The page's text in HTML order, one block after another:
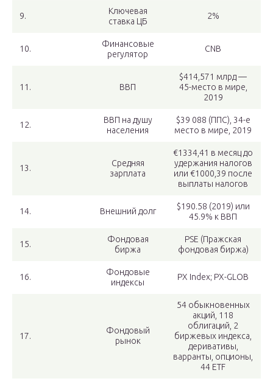
9.
Ключевая
ставка ЦБ
2%
10.
Финансовые
регулятор
CNB
11. ВВП
$414,571 млрд —
45-место в мире,
2019
12.
ВВП на душу
населения
$39 088 (ППС), 34-е
место в мире, 2019
13.
Cредняя
зарплата
€1334,41 в месяц до
удержания налогов
или €1000,39 после
выплаты налогов
14. Внешний долг
$190.58 (2019) или
45.9% к ВВП
15.
Фондовая
биржа
PSE (Пражская
фондовая биржа)
16.
Фондовые
индексы
PX Index; PX-GLOB
17.
Фондовый
рынок
54 обыкновенных
акций, 118
облигаций, 2
биржевых индекса,
деривативы,
варранты, опционы,
44 ETF